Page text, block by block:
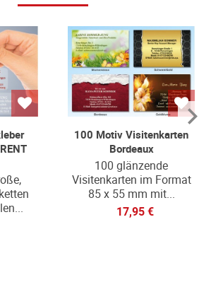
100 Motiv Visitenkarten
Bordeaux
100 glänzende
Visitenkarten im Format
85 x 55 mm mit...
17,95 €